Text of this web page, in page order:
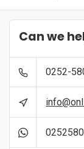
Can we
0252-